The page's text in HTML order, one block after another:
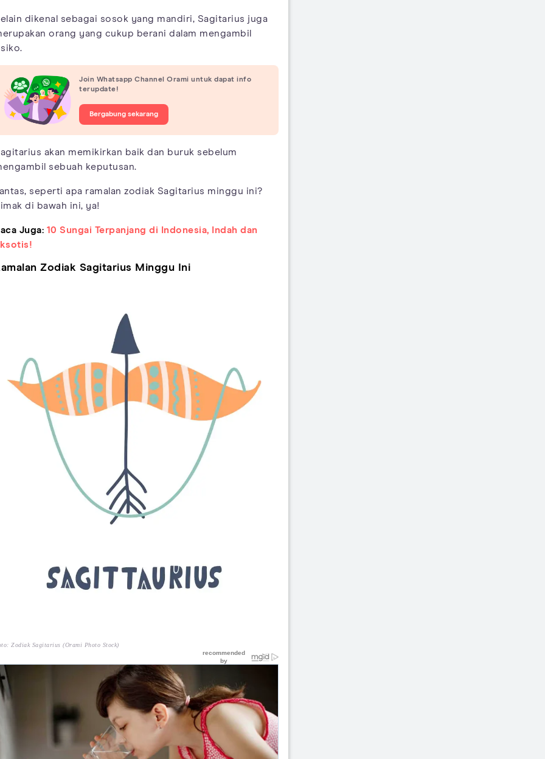
dikenal sebagai sosok yang mandiri, Sagitarius juga
orang yang cukup berani dalam mengambil
Join Whatsapp Channel Orami untuk dapat info
terupdate!
Bergabung sekarang
akan memikirkan baik dan buruk sebelum
sebuah keputusan.
seperti apa ramalan zodiak Sagitarius minggu ini?
di bawah ini, ya!
Juga: 10 Sungai Terpanjang di Indonesia, Indah dan
Zodiak Sagitarius Minggu Ini
Zodiak Sagitarius (Orami Photo Stock)